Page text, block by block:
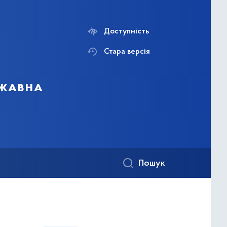
Доступність
Стара версія
Пошук